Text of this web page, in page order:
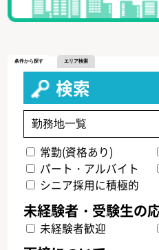
条件から探す エリア検索
検索
常勤(資格あり)
パート・アルバイト
シニア採用に積極的
未経験者歓迎